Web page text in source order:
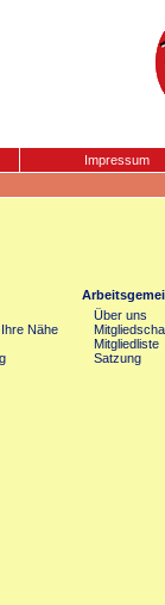
Impressum
Nähe
Über uns
Mitgliedliste
Satzung